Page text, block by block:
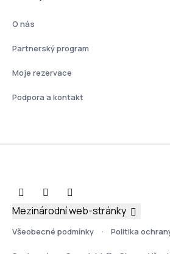
O nás
Partnerský program
Moje rezervace
Podpora a kontakt
Všeobecné podmínky Politika
Mezinárodní web-stránky